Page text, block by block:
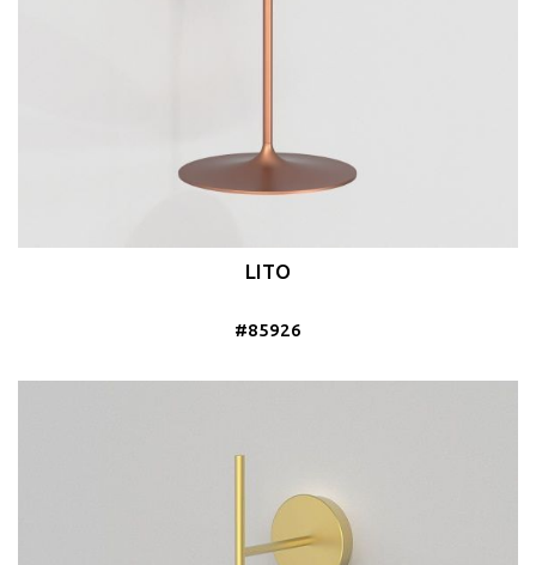
LITO
#85926